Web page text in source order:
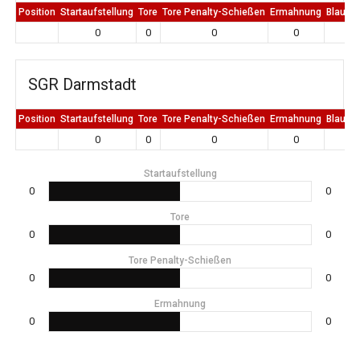
Position Startaufstellung Tore Tore Penalty-Schießen Ermahnung Blaue
0 0 0 0
SGR Darmstadt
Position Startaufstellung Tore Tore Penalty-Schießen Ermahnung Blaue
0 0 0 0
Startaufstellung
0 0
Tore
0 0
Tore Penalty-Schießen
0 0
Ermahnung
0 0